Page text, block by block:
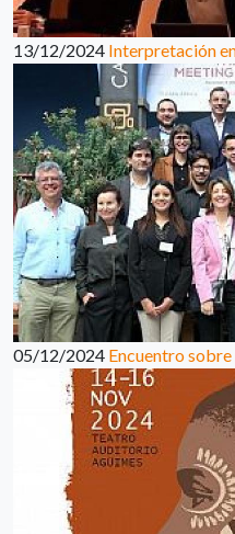
13/12/2024 Interpretación
05/12/2024 Encuentro